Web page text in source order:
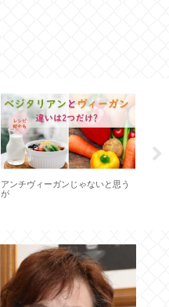
アンチヴィーガンじゃないと思う
が